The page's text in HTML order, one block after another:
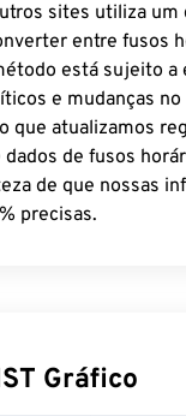
sites utiliza um
entre fusos
está sujeito a
e mudanças no
que atualizamos
de fusos
de que nossas
precisas.
Gráfico